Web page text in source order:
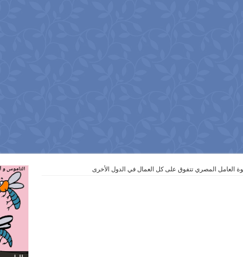
العامل المصري تتفوق على كل العمال في الدول الأخرى